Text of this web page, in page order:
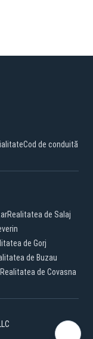
Cod de conduită
Realitatea de Salaj
de Gorj
de Buzau
Realitatea de Covasna